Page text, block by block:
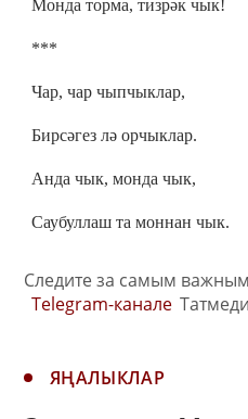
Монда торма, тизрәк чык!
***
Чар, чар чыпчыклар,
Бирсәгез лә орчыклар.
Анда чык, монда чык,
Саубуллаш та моннан чык.
Следите за самым
Telegram-канале
ЯҢАЛЫКЛАР